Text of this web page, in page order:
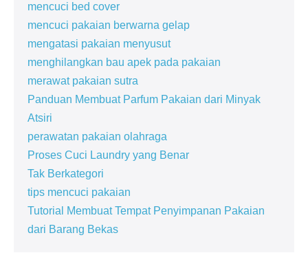
mencuci bed cover
mencuci pakaian berwarna gelap
mengatasi pakaian menyusut
menghilangkan bau apek pada pakaian
merawat pakaian sutra
Panduan Membuat Parfum Pakaian dari Minyak
Atsiri
perawatan pakaian olahraga
Proses Cuci Laundry yang Benar
Tak Berkategori
tips mencuci pakaian
Tutorial Membuat Tempat Penyimpanan Pakaian
dari Barang Bekas